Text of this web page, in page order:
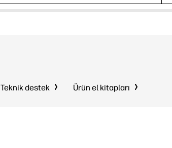
Teknik destek Ürün el kitapları